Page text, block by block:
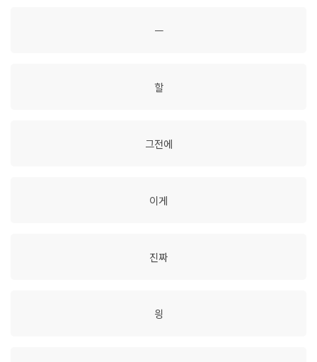
ㅡ
할
그전에
이게
진짜
읭